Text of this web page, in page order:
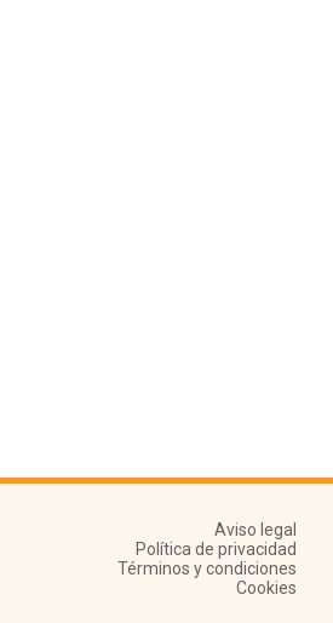
Aviso legal
Política de privacidad
Términos y condiciones
Cookies